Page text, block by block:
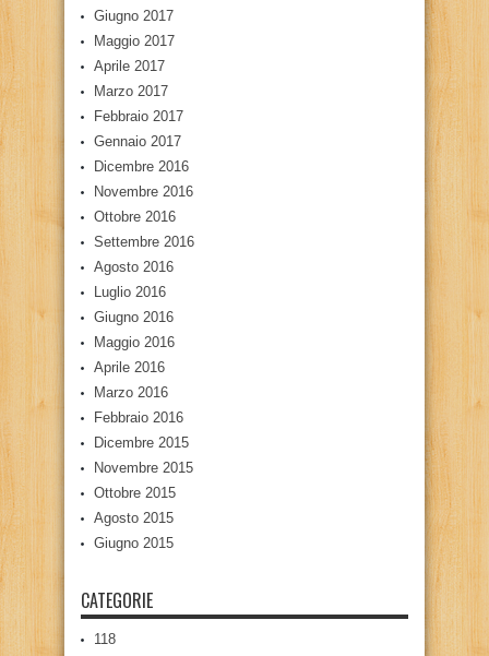
Giugno 2017
Maggio 2017
Aprile 2017
Marzo 2017
Febbraio 2017
Gennaio 2017
Dicembre 2016
Novembre 2016
Ottobre 2016
Settembre 2016
Agosto 2016
Luglio 2016
Giugno 2016
Maggio 2016
Aprile 2016
Marzo 2016
Febbraio 2016
Dicembre 2015
Novembre 2015
Ottobre 2015
Agosto 2015
Giugno 2015
CATEGORIE
118